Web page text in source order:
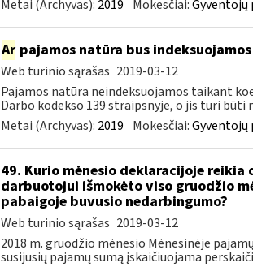
Metai (Archyvas): 2019 Mokesčiai:Gyventojų
Arpajamos natūra bus
Web turinio sąrašas 2019-03-12
Pajamos natūra neindeksuojamos taikant
Darbo kodekso 139 straipsnyje, o jis turi būti
Metai (Archyvas): 2019 Mokesčiai:Gyventojų
49. Kurio mėnesio deklaracijoje
darbuotojui išmokėto viso gruodžio
pabaigoje buvusio nedarbingumo?
Web turinio sąrašas 2019-03-12
2018 m. gruodžio mėnesio Mėnesinėje
susijusių pajamų sumą įskaičiuojama